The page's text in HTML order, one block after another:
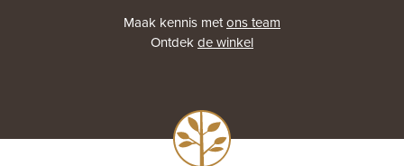
Maak kennis metons team
Ontdekde winkel